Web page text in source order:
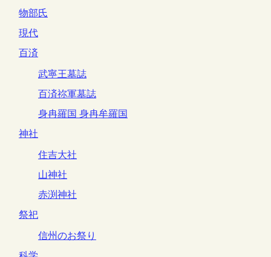
物部氏
現代
百済
武寧王墓誌
百済祢軍墓誌
身冉羅国 身冉牟羅国
神社
住吉大社
山神社
赤渕神社
祭祀
信州のお祭り